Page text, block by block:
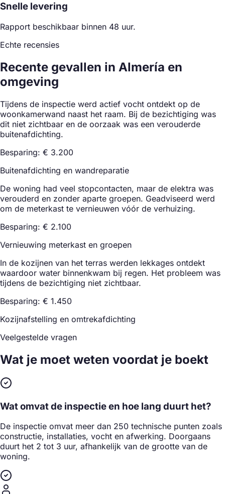
Snelle levering
Rapport beschikbaar binnen 48 uur.
Echte recensies
Recente gevallen in Almería en
omgeving
Tijdens de inspectie werd actief vocht ontdekt op de
woonkamerwand naast het raam. Bij de bezichtiging was
dit niet zichtbaar en de oorzaak was een verouderde
buitenafdichting.
Besparing: € 3.200
Buitenafdichting en wandreparatie
De woning had veel stopcontacten, maar de elektra was
verouderd en zonder aparte groepen. Geadviseerd werd
om de meterkast te vernieuwen vóór de verhuizing.
Besparing: € 2.100
Vernieuwing meterkast en groepen
In de kozijnen van het terras werden lekkages ontdekt
waardoor water binnenkwam bij regen. Het probleem was
tijdens de bezichtiging niet zichtbaar.
Besparing: € 1.450
Kozijnafstelling en omtrekafdichting
Veelgestelde vragen
Wat je moet weten voordat je boekt
Wat omvat de inspectie en hoe lang duurt het?
De inspectie omvat meer dan 250 technische punten zoals
constructie, installaties, vocht en afwerking. Doorgaans
duurt het 2 tot 3 uur, afhankelijk van de grootte van de
woning.